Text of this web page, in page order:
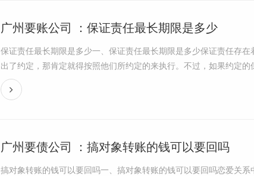
广州要账公司 ：保证责任最长期限是多少
保证责任最长期限是多少一、保证责任最长期限是多少保证责任存
出了约定，那肯定就得按照他们所约定的来执行。不过，如果约定
广州要债公司 ：搞对象转账的钱可以要回吗
搞对象转账的钱可以要回吗一、搞对象转账的钱可以要回吗恋爱关